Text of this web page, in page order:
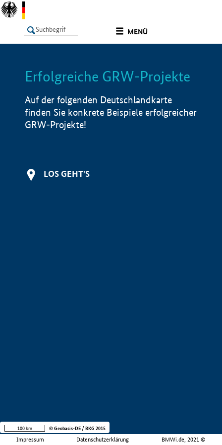
MENÜ
LISTE Info
Erfolgreiche GRW-Projekte
Auf der folgenden Deutschlandkarte
finden Sie konkrete Beispiele erfolgreicher
GRW-Projekte!
LOS GEHT'S
Impressum Datenschutzerklärung BMWi.de, 2021 ©
100 km © Geobasis-DE / BKG 2015